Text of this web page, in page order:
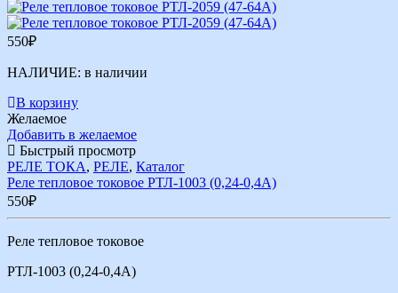
550₽
НАЛИЧИЕ: в наличии
В корзину
Желаемое
Добавить в желаемое
Быстрый просмотр
РЕЛЕ ТОКА, РЕЛЕ, Каталог
Реле тепловое токовое РТЛ-1003 (0,24-0,4А)
550₽
Реле тепловое токовое
РТЛ-1003 (0,24-0,4А)